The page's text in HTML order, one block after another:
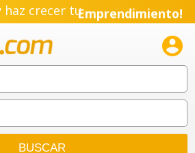
haz crecer tuEmprendimiento!
